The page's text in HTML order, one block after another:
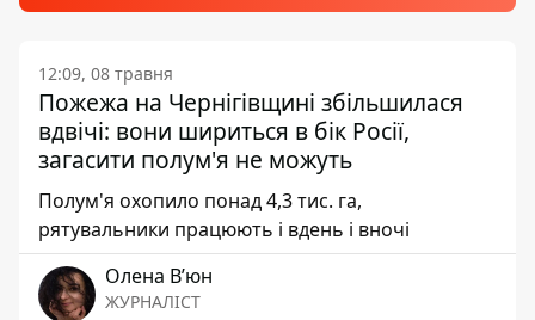
12:09, 08 травня
Пожежа на Чернігівщині збільшилася
вдвічі: вони шириться в бік Росії,
загасити полум'я не можуть
Полум'я охопило понад 4,3 тис. га,
рятувальники працюють і вдень і вночі
Олена Вʼюн
ЖУРНАЛІСТ